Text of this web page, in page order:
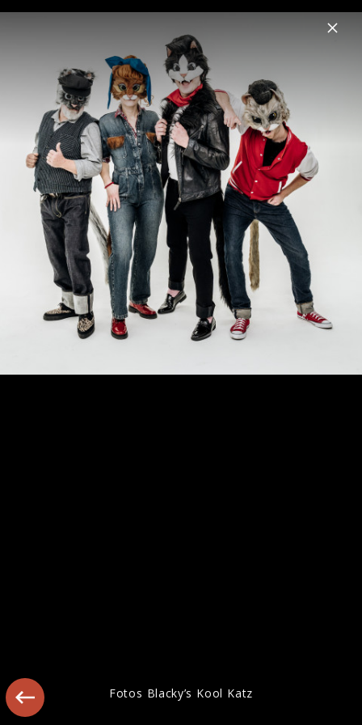
Menu
Blacky’s Kool Katz
Home News Musik Videos Fotos Biografie
Fotos Blacky’s Kool Katz
Fotos Blacky’s Kool Katz